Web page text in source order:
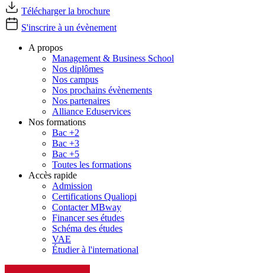
Télécharger la brochure
S'inscrire à un évènement
A propos
Management & Business School
Nos diplômes
Nos campus
Nos prochains évènements
Nos partenaires
Alliance Eduservices
Nos formations
Bac +2
Bac +3
Bac +5
Toutes les formations
Accès rapide
Admission
Certifications Qualiopi
Contacter MBway
Financer ses études
Schéma des études
VAE
Étudier à l'international